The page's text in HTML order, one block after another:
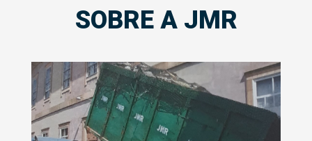
SOBRE A JMR